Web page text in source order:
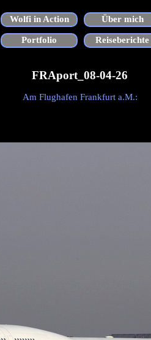
Menü überspringen
▼
Wolfi in Action ▼
Über mich
Portfolio Reiseberichte
FRAport_08-04-26
Am Flughafen Frankfurt a.M.: